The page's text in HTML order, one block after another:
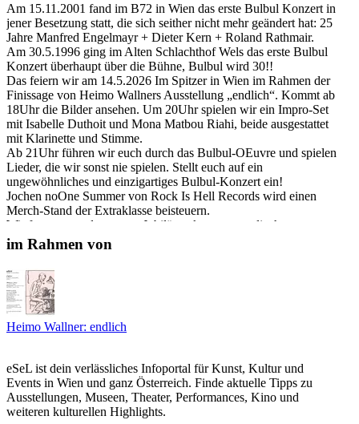
Am 15.11.2001 fand im B72 in Wien das erste Bulbul Konzert in
jener Besetzung statt, die sich seither nicht mehr geändert hat: 25
Jahre Manfred Engelmayr + Dieter Kern + Roland Rathmair.
Am 30.5.1996 ging im Alten Schlachthof Wels das erste Bulbul
Konzert überhaupt über die Bühne, Bulbul wird 30!!
Das feiern wir am 14.5.2026 Im Spitzer in Wien im Rahmen der
Finissage von Heimo Wallners Ausstellung „endlich“. Kommt ab
18Uhr die Bilder ansehen. Um 20Uhr spielen wir ein Impro-Set
mit Isabelle Duthoit und Mona Matbou Riahi, beide ausgestattet
mit Klarinette und Stimme.
Ab 21Uhr führen wir euch durch das Bulbul-OEuvre und spielen
Lieder, die wir sonst nie spielen. Stellt euch auf ein
ungewöhnliches und einzigartiges Bulbul-Konzert ein!
Jochen noOne Summer von Rock Is Hell Records wird einen
Merch-Stand der Extraklasse beisteuern.
Wir freuen uns, dass unser Jubiläumskonzert von liccht
veranstaltet wird – Herbie Molin hat das letzte 1⁄4 Jahrhundert so
gut wie alles veranstaltet, was uns eingefallen ist – z.B. die
legendären Veranstaltungsreihen im rhiz „Vorsicht: Fitze Fatze“
bzw. „Hilfreich seit 1996“.
Isabelle Duthoit (* 6. Dezember 1970 in Montargis, Département
Loiret[1]) ist eine französische Jazz- und Improvisationsmusikerin
Kompositionsmusik.
Mona Matbou Riahi, born in Tehran in 1990, is a captivating
musician whose her passion for music led her to the Tehran
im Rahmen von
Heimo Wallner: endlich
eSeL ist dein verlässliches Infoportal für Kunst, Kultur und
Events in Wien und ganz Österreich. Finde aktuelle Tipps zu
Ausstellungen, Museen, Theater, Performances, Kino und
weiteren kulturellen Highlights.